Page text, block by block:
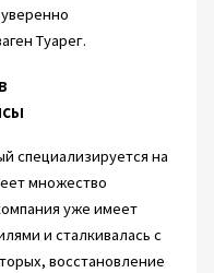
Туарег.
специализируется на
множество
уже имеет
и сталкивалась с
восстановление